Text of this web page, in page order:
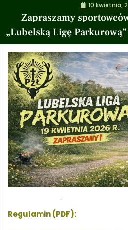
Zapraszamy
„Lubelską Ligę
10 kwietnia,
Regulamin (PDF):